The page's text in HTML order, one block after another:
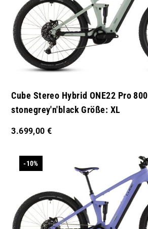
Cube Stereo Hybrid ONE22 Pro 800
stonegrey'n'black Größe: XL
3.699,00 €
-10%